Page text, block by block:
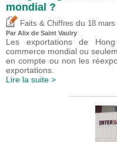
mondial ?
Faits & Chiffres du 18 mars
Par Alix de Saint Vaulry
Les exportations de
commerce mondial ou
en compte ou non les
exportations.
Lire la suite >